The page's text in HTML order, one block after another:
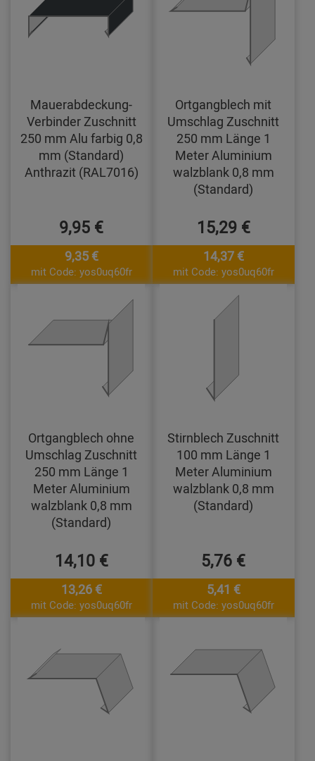
Mauerabdeckung-
Verbinder Zuschnitt
250 mm Alu farbig 0,8
mm (Standard)
Anthrazit (RAL7016)
9,95 €
9,35 €
mit Code: yos0uq60fr
Ortgangblech mit
Umschlag Zuschnitt
250 mm Länge 1
Meter Aluminium
walzblank 0,8 mm
(Standard)
15,29 €
14,37 €
mit Code: yos0uq60fr
Ortgangblech ohne
Umschlag Zuschnitt
250 mm Länge 1
Meter Aluminium
walzblank 0,8 mm
(Standard)
14,10 €
13,26 €
mit Code: yos0uq60fr
Stirnblech Zuschnitt
100 mm Länge 1
Meter Aluminium
walzblank 0,8 mm
(Standard)
5,76 €
5,41 €
mit Code: yos0uq60fr